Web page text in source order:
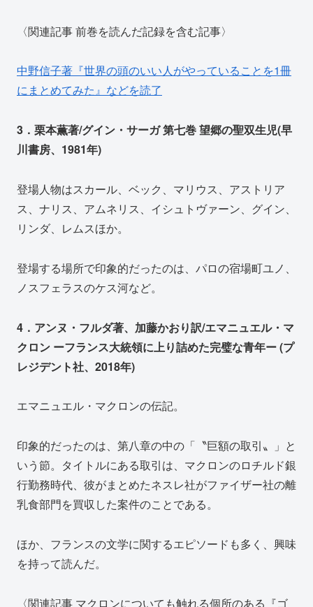
〈関連記事 前巻を読んだ記録を含む記事〉
中野信子著『世界の頭のいい人がやっていることを1冊
にまとめてみた』などを読了
3．栗本薫著/グイン・サーガ 第七巻 望郷の聖双生児(早
川書房、1981年)
登場人物はスカール、ベック、マリウス、アストリア
ス、ナリス、アムネリス、イシュトヴァーン、グイン、
リンダ、レムスほか。
登場する場所で印象的だったのは、パロの宿場町ユノ、
ノスフェラスのケス河など。
4．アンヌ・フルダ著、加藤かおり訳/エマニュエル・マ
クロン ーフランス大統領に上り詰めた完璧な青年ー (プ
レジデント社、2018年)
エマニュエル・マクロンの伝記。
印象的だったのは、第八章の中の「〝巨額の取引〟」と
いう節。タイトルにある取引は、マクロンのロチルド銀
行勤務時代、彼がまとめたネスレ社がファイザー社の離
乳食部門を買収した案件のことである。
ほか、フランスの文学に関するエピソードも多く、興味
を持って読んだ。
〈関連記事 マクロンについても触れる個所のある『ゴ